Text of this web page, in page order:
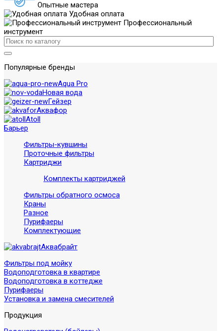
Опытные мастера
Удобная оплата
Профессиональный
инструмент
Популярные бренды
Aqua Pro
Новая вода
Гейзер
Аквафор
Atoll
Барьер
Фильтры-кувшины
Проточные фильтры
Картриджи
Комплекты картриджей
Фильтры обратного осмоса
Краны
Разное
Пурифаеры
Комплектующие
Аквабрайт
Фильтры под мойку
Водоподготовка в квартире
Водоподготовка в коттедже
Пурифаеры
Установка и замена смесителей
Продукция